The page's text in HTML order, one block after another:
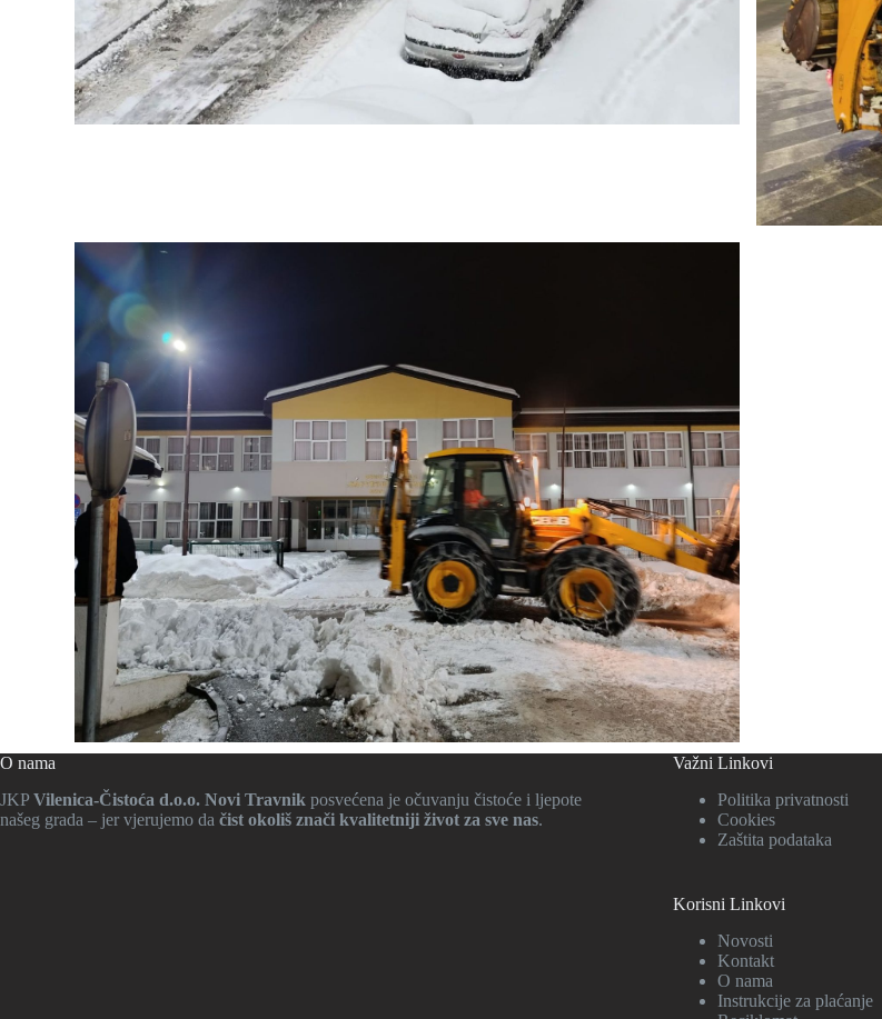
O nama
JKPVilenica-Čistoća d.o.o. Novi Travnik posvećena je očuvanju čistoće i ljepote
našeg grada – jer vjerujemo da čist okoliš znači kvalitetniji život za sve nas.
Važni Linkovi
Politika privatnosti
Cookies
Zaštita podataka
Korisni Linkovi
Novosti
Kontakt
O nama
Instrukcije za plaćanje